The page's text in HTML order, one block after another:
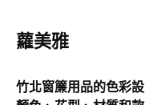
容
蘿美雅
竹北窗簾用品的色彩